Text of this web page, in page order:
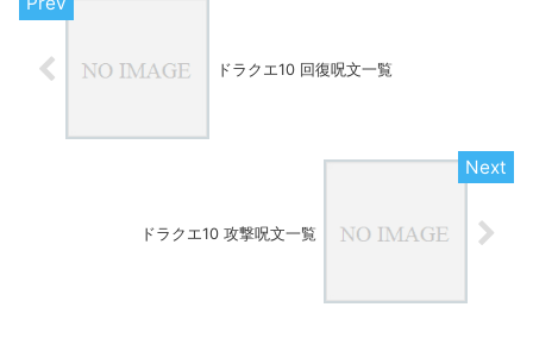
ドラクエ10 回復呪文一覧
ドラクエ10 攻撃呪文一覧